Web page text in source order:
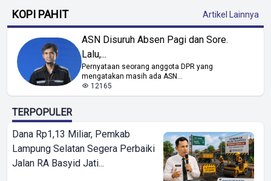
KOPI PAHIT Artikel Lainnya
ASN Disuruh Absen Pagi dan Sore.
Lalu,...
Pernyataan seorang anggota DPR yang
mengatakan masih ada ASN...
12165
TERPOPULER
Dana Rp1,13 Miliar, Pemkab
Lampung Selatan Segera Perbaiki
Jalan RA Basyid Jati...